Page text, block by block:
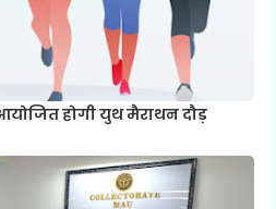
होगी युथ मैराथन दौड़